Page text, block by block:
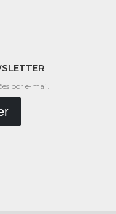
por e-mail.